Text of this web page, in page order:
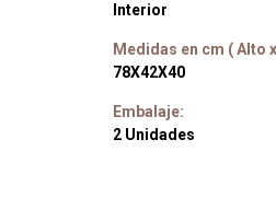
Interior
Medidas en cm ( Alto
78X42X40
Embalaje:
2 Unidades